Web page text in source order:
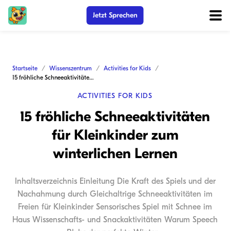
Jetzt Sprechen
Startseite Wissenszentrum
Activities for Kids
15 fröhliche Schneeaktivitäten für Kleinkinder zum winterlichen Lernen
ACTIVITIES FOR KIDS
15 fröhliche Schneeaktivitäten
für Kleinkinder zum
winterlichen Lernen
Inhaltsverzeichnis Einleitung Die Kraft des Spiels und der
Nachahmung durch Gleichaltrige Schneeaktivitäten im
Freien für Kleinkinder Sensorisches Spiel mit Schnee im
Haus Wissenschafts- und Snackaktivitäten Warum Speech